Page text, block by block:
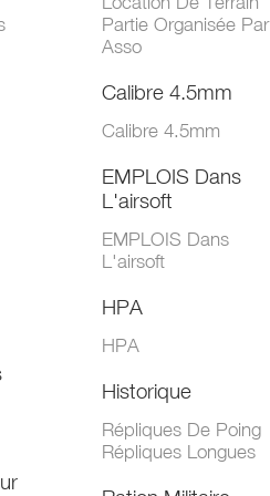
Partie Organisée Par
Asso
Calibre 4.5mm
Calibre 4.5mm
EMPLOIS Dans
L'airsoft
EMPLOIS Dans
L'airsoft
HPA
HPA
Historique
Répliques De Poing
Répliques Longues